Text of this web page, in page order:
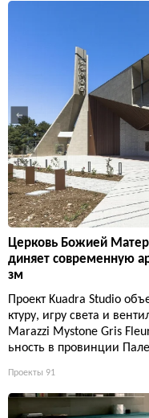
Церковь Божией
диняет современную
зм
Проект Kuadra Studio
ктуру, игру света и
Marazzi Mystone Gris
ьность в провинции
Проекты 91